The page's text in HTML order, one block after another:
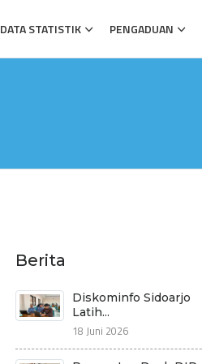
DATA STATISTIK PENGADUAN
Berita
Diskominfo Sidoarjo
Latih...
18 Juni 2026